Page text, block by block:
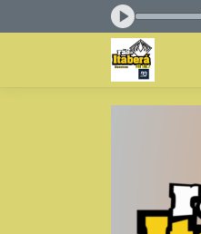
das 10:00 às 12:00